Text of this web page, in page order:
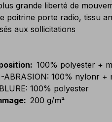
grande liberté de
poitrine porte radio, tissu
aux sollicitations
: 100% polyester +
ABRASION: 100% nylonr +
100% polyester
: 200 g/m²